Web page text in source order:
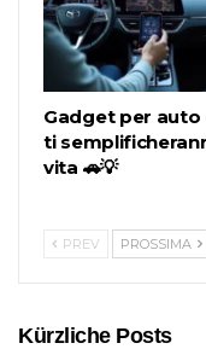
Gadget per auto
ti
vita 🚗💡
PREV PROSSIMA
Kürzliche Posts